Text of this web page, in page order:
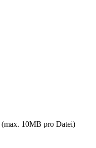
(max. 10MB pro Datei)